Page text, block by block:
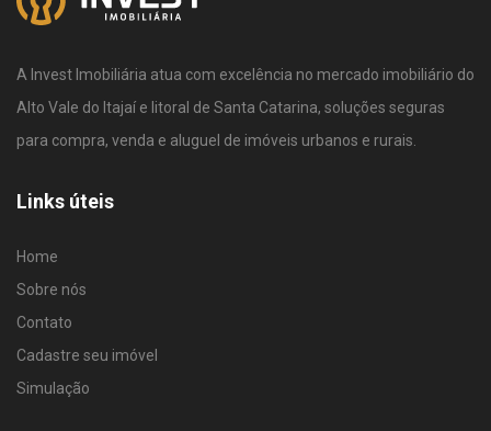
A Invest Imobiliária atua com excelência no mercado imobiliário do
Alto Vale do Itajaí e litoral de Santa Catarina, soluções seguras
para compra, venda e aluguel de imóveis urbanos e rurais.
Links úteis
Home
Sobre nós
Contato
Cadastre seu imóvel
Simulação